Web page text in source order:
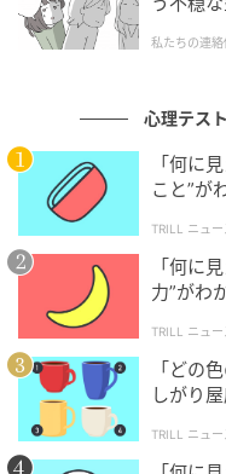
計画通りに進めるこ
家のような自由な精
うか。
几帳面さを求められ
いため、無理に型に
の自動化アプリなど
自由な感性はさらに
しょうか。
※本記事の心理テス
提供するものであり
私たちの連
心理テス
「何に
こと”が
TRILL ニュー
「何に
力”がわ
TRILL ニュー
「どの
しがり
TRILL ニュー